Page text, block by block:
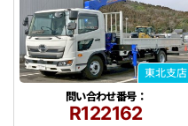
東北支店
問い合わせ番号：
R122162